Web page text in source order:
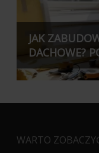
JAK
DACHOWE?
WARTO